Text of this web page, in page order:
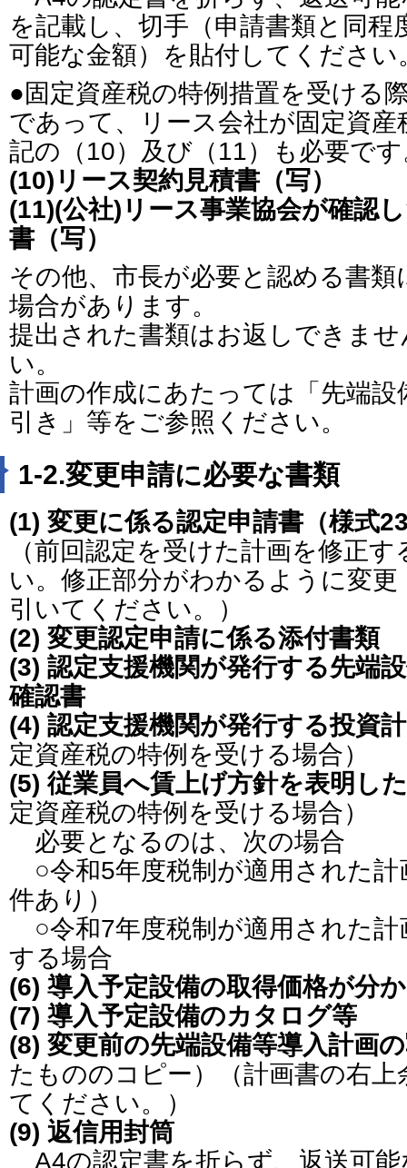
を記載し、切手（申請書類と同
可能な金額）を貼付してください
●固定資産税の特例措置を受ける
であって、リース会社が固定資
記の（10）及び（11）も必要で
(10)リース契約見積書（写）
(11)(公社)リース事業協会が確認
書（写）
その他、市長が必要と認める書
場合があります。
提出された書類はお返しできま
い。
計画の作成にあたっては「先端設
引き」等をご参照ください。
1-2.変更申請に必要な書類
(1) 変更に係る認定申請書（様式
（前回認定を受けた計画を修正
い。修正部分がわかるように変
引いてください。）
(2) 変更認定申請に係る添付書類
(3) 認定支援機関が発行する先端
確認書
(4) 認定支援機関が発行する投資
定資産税の特例を受ける場合）
(5) 従業員へ賃上げ方針を表明し
定資産税の特例を受ける場合）
必要となるのは、次の場合
○令和5年度税制が適用された計
件あり）
○令和7年度税制が適用された計
する場合
(6) 導入予定設備の取得価格が分
(7) 導入予定設備のカタログ等
(8) 変更前の先端設備等導入計画
たもののコピー）（計画書の右
てください。）
(9) 返信用封筒
A4の認定書を折らず、返送可